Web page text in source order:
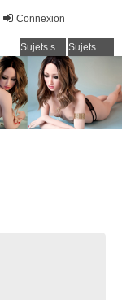
Connexion
Sujets sans réponse Sujets actifs